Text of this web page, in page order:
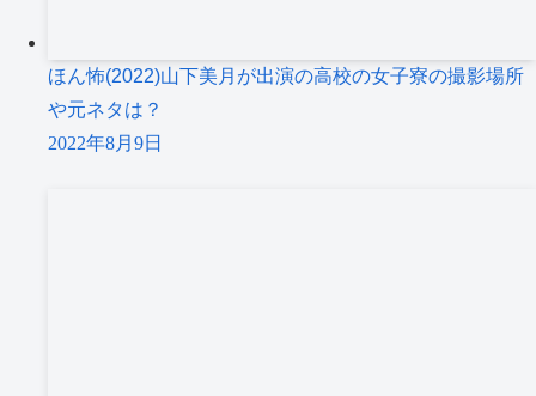
ほん怖(2022)山下美月が出演の高校の女子寮の撮影場所
や元ネタは？
2022年8月9日